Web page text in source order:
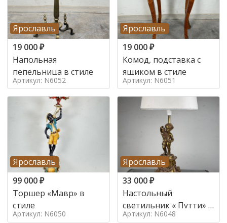
Ярославль
19 000₽
Напольная
пепельница в стиле
Артикул: N6052
Ярославль
19 000₽
Комод, подставка с
ящиком в стиле
Артикул: N6051
Ярославль
99 000₽
Торшер «Мавр» в
стиле
Артикул: N6050
Ярославль
33 000₽
Настольный
светильник « Путти» в
стиле
Артикул: N6048